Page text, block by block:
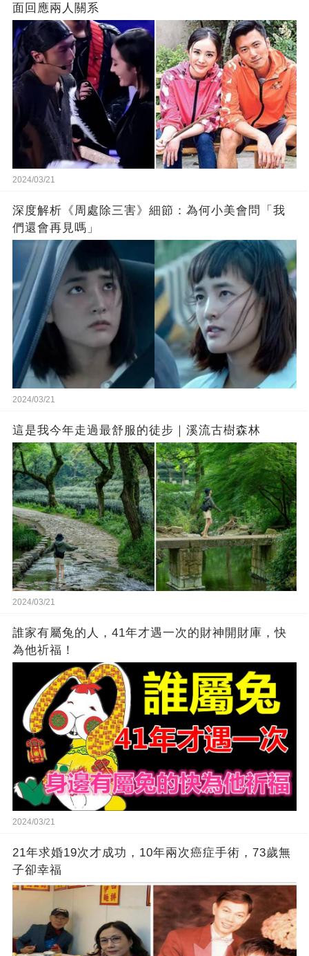
面回應兩人關系
2024/03/21
深度解析《周處除三害》細節：為何小美會問「我
們還會再見嗎」
2024/03/21
這是我今年走過最舒服的徒步｜溪流古樹森林
2024/03/21
誰家有屬兔的人，41年才遇一次的財神開財庫，快
為他祈福！
2024/03/21
21年求婚19次才成功，10年兩次癌症手術，73歲無
子卻幸福